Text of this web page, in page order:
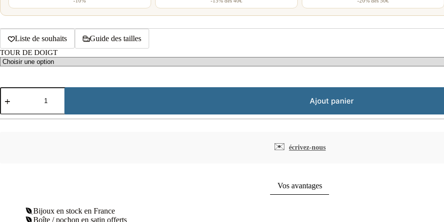
Liste de souhaits Guide des tailles
TOUR DE DOIGT
quantité
de
soleil
Ajout panier
✉️ écrivez-nous
Vos avantages
Bijoux en stock en France
Boîte / pochon en satin offerts